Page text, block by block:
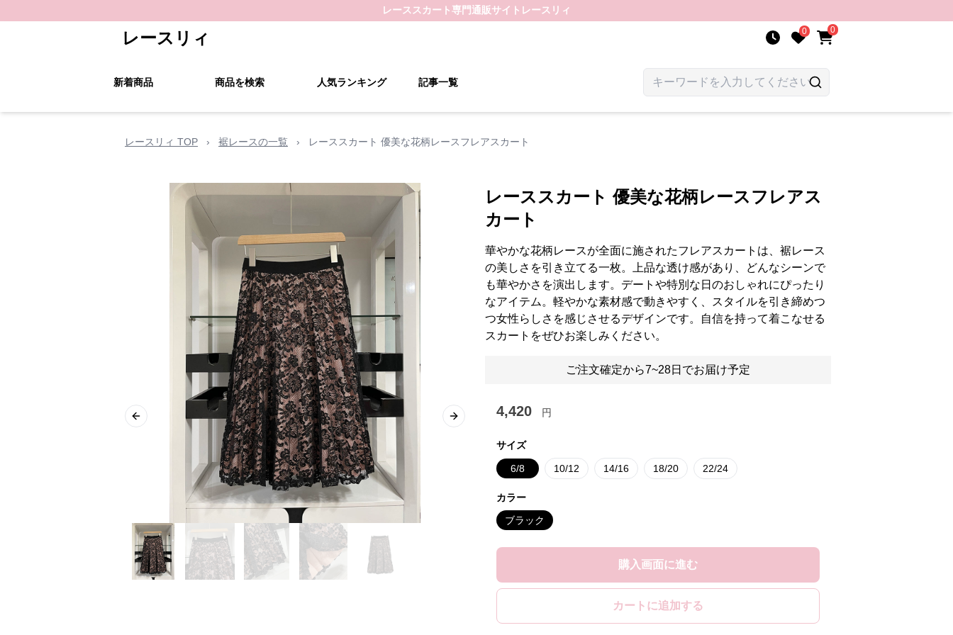
レーススカート専門通販サイト レースリィ
レースリィ 0 0
新着商品 商品を検索 人気ランキング 記事一覧
レースリィ TOP › 裾レースの一覧 › レーススカート 優美な花柄レースフレアスカート
Previous slide Next slide
レーススカート 優美な花柄レースフレアス
カート
華やかな花柄レースが全面に施されたフレアスカートは、裾レース
の美しさを引き立てる一枚。上品な透け感があり、どんなシーンで
も華やかさを演出します。デートや特別な日のおしゃれにぴったり
なアイテム。軽やかな素材感で動きやすく、スタイルを引き締めつ
つ女性らしさを感じさせるデザインです。自信を持って着こなせる
スカートをぜひお楽しみください。
ご注文確定から7~28日でお届け予定
4,420 円
サイズ
6/8 10/12 14/16 18/20 22/24
カラー
ブラック
購入画面に進む
カートに追加する